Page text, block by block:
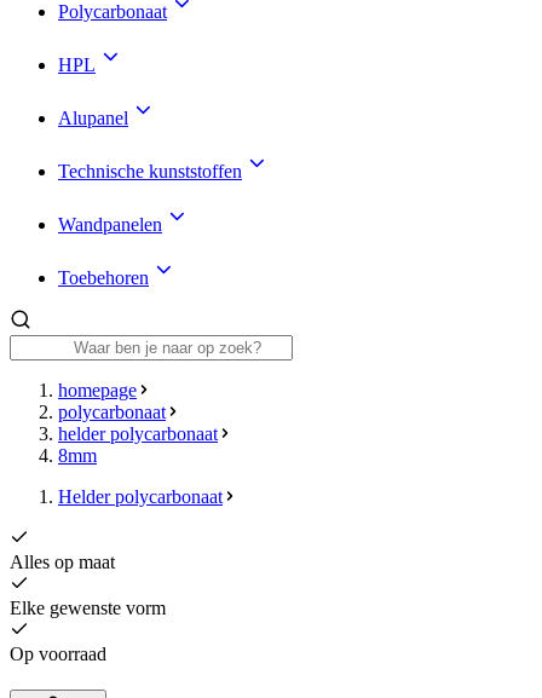
Polycarbonaat
HPL
Alupanel
Technische kunststoffen
Wandpanelen
Toebehoren
homepage
polycarbonaat
helder polycarbonaat
8mm
Helder polycarbonaat
Alles op maat
Elke gewenste vorm
Op voorraad